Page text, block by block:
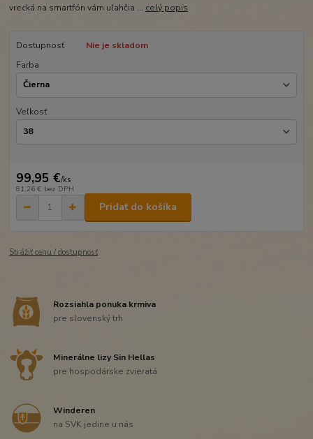
vrecká na smartfón vám uľahčia ... celý popis
Dostupnosť
Nie je skladom
Farba
Veľkosť
99,95 €/ks
81,26 € bez DPH
Pridať do košíka
Strážiť cenu / dostupnosť
Rozsiahla ponuka krmiva
pre slovenský trh
Minerálne lizy Sin Hellas
pre hospodárske zvieratá
Winderen
na SVK jedine u nás